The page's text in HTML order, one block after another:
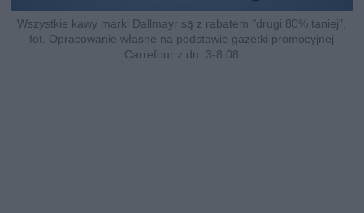
Wszystkie kawy marki Dallmayr są z rabatem "drugi 80% taniej",
fot. Opracowanie własne na podstawie gazetki promocyjnej
Carrefour z dn. 3-8.08